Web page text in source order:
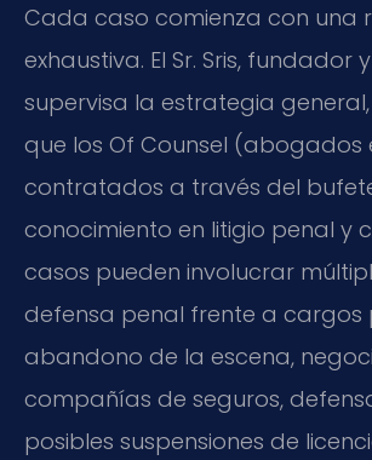
Cada caso comienza con una
exhaustiva. El Sr. Sris, fundador
supervisa la estrategia
que los Of Counsel (abogados
contratados a través del
conocimiento en litigio penal y
casos pueden involucrar
defensa penal frente a cargos
abandono de la escena,
compañías de seguros,
posibles suspensiones de